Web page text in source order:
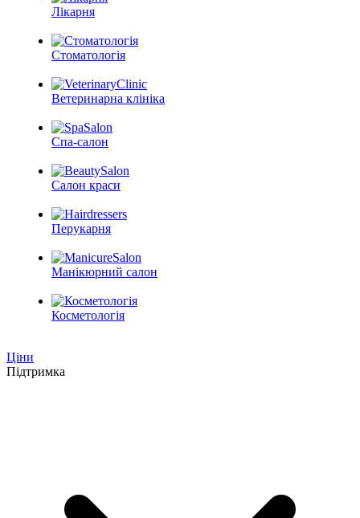
Лікарня
Стоматологія
Ветеринарна клініка
Спа-салон
Салон краси
Перукарня
Манікюрний салон
Косметологія
Ціни
Підтримка